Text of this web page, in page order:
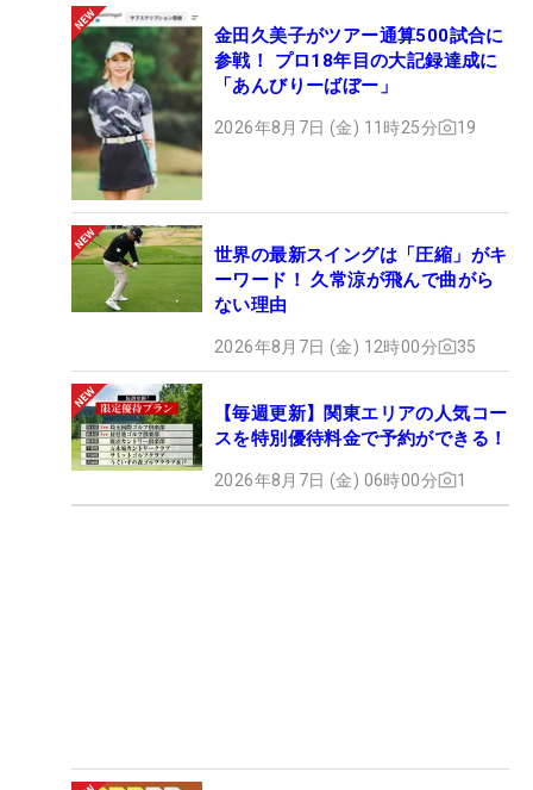
金田久美子がツアー通算500試合に
参戦！ プロ18年目の大記録達成に
「あんびりーばぼー」
2026年8月7日 (金) 11時25分 19
世界の最新スイングは「圧縮」がキ
ーワード！ 久常涼が飛んで曲がら
ない理由
2026年8月7日 (金) 12時00分 35
【毎週更新】関東エリアの人気コー
スを特別優待料金で予約ができる！
2026年8月7日 (金) 06時00分 1